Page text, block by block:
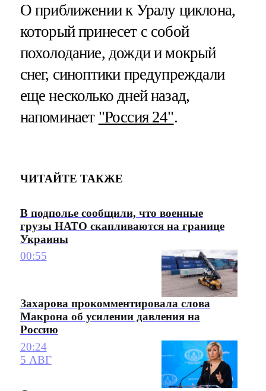
О приближении к Уралу циклона,
который принесет с собой
похолодание, дожди и мокрый
снег, синоптики предупреждали
еще несколько дней назад,
напоминает "Россия 24".
ЧИТАЙТЕ ТАКЖЕ
В подполье сообщили, что военные
грузы НАТО скапливаются на границе
Украины
00:55
Захарова прокомментировала слова
Макрона об усилении давления на
Россию
20:24
5 АВГ